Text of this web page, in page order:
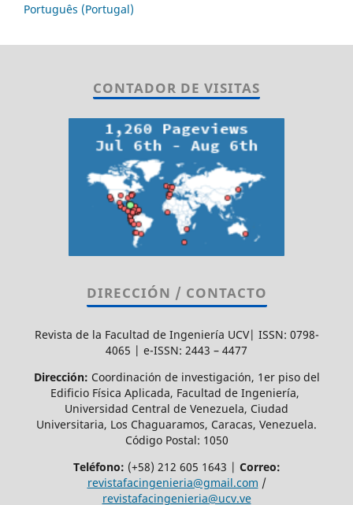
Português (Portugal)
CONTADOR DE VISITAS
DIRECCIÓN / CONTACTO
Revista de la Facultad de Ingeniería UCV| ISSN: 0798-
4065 | e-ISSN: 2443 – 4477
Dirección: Coordinación de investigación, 1er piso del
Edificio Física Aplicada, Facultad de Ingeniería,
Universidad Central de Venezuela, Ciudad
Universitaria, Los Chaguaramos, Caracas, Venezuela.
Código Postal: 1050
Teléfono: (+58) 212 605 1643 | Correo:
revistafacingenieria@gmail.com /
revistafacingenieria@ucv.ve